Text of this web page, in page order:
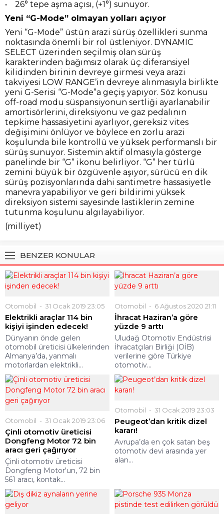
• 26° tepe aşma açısı, (+1°) sunuyor.
Yeni “G-Mode” olmayan yolları açıyor
Yeni “G-Mode” üstün arazi sürüş özellikleri sunma
noktasında önemli bir rol üstleniyor. DYNAMIC
SELECT üzerinden seçilmiş olan sürüş
karakterinden bağımsız olarak üç diferansiyel
kilidinden birinin devreye girmesi veya arazi
takviyesi LOW RANGE’in devreye alınmasıyla birlikte
yeni G-Serisi “G-Mode”a geçiş yapıyor. Söz konusu
off-road modu süspansiyonun sertliği ayarlanabilir
amortisörlerini, direksiyonu ve gaz pedalının
tepkime hassasiyetini ayarlıyor, gereksiz vites
değişimini önlüyor ve böylece en zorlu arazi
koşulunda bile kontrollü ve yüksek performanslı bir
sürüş sunuyor. Sistemin aktif olmasıyla gösterge
panelinde bir “G” ikonu belirliyor. “G” her türlü
zemini büyük bir özgüvenle aşıyor, sürücü en dik
sürüş pozisyonlarında dahi santimetre hassasiyetle
manevra yapabiliyor ve geri bildirimi yüksek
direksiyon sistemi sayesinde lastiklerin zemine
tutunma koşulunu algılayabiliyor.
(milliyet)
BENZER KONULAR
Otomobil 31 Ocak 2019 23:05
Elektrikli araçlar 114 bin
kişiyi işinden edecek!
Dünyanın önde gelen
otomobil üreticisi ülkelerinden
Almanya’da, yanmalı
motorlardan elektrikli...
Otomobil 6 Ağustos 2020 21:11
İhracat Haziran’a göre
yüzde 9 arttı
Uludağ Otomotiv Endüstrisi
İhracatçıları Birliği (OİB)
verilerine göre Türkiye
otomotiv...
Otomobil 31 Ocak 2019 23:06
Çinli otomotiv üreticisi
Dongfeng Motor 72 bin
aracı geri çağırıyor
Çinli otomotiv üreticisi
Dongfeng Motor'un, 72 bin
561 aracı, kontak...
Otomobil 31 Ocak 2019 23:03
Peugeot’dan kritik dizel
kararı!
Avrupa’da en çok satan beş
otomotiv devi arasında yer
alan...